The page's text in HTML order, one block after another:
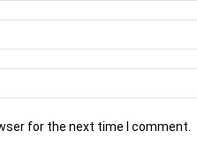
for the next time I comment.